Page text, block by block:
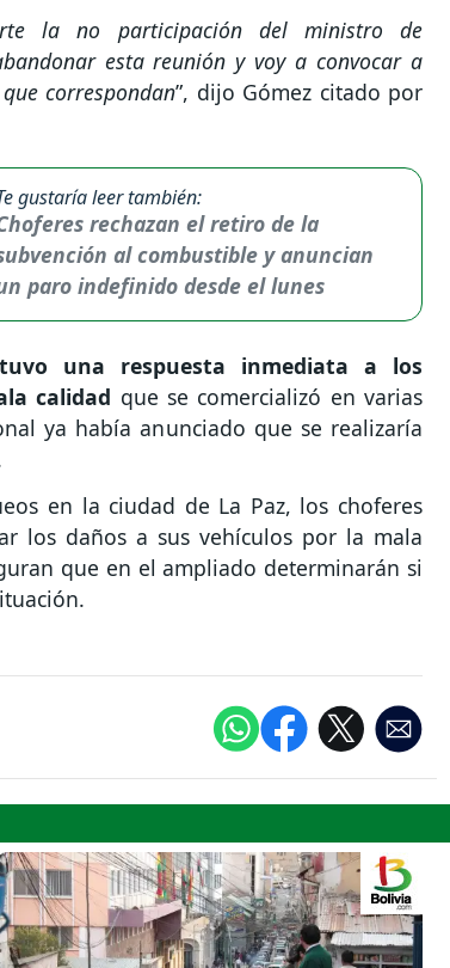
la no participación del ministro de
esta reunión y voy a convocar a
correspondan”, dijo Gómez citado por
gustaría leer también:
rechazan el retiro de la
al combustible y anuncian
paro indefinido desde el lunes
una respuesta inmediata a los
calidad que se comercializó en varias
ya había anunciado que se realizaría
en la ciudad de La Paz, los choferes
los daños a sus vehículos por la mala
que en el ampliado determinarán si